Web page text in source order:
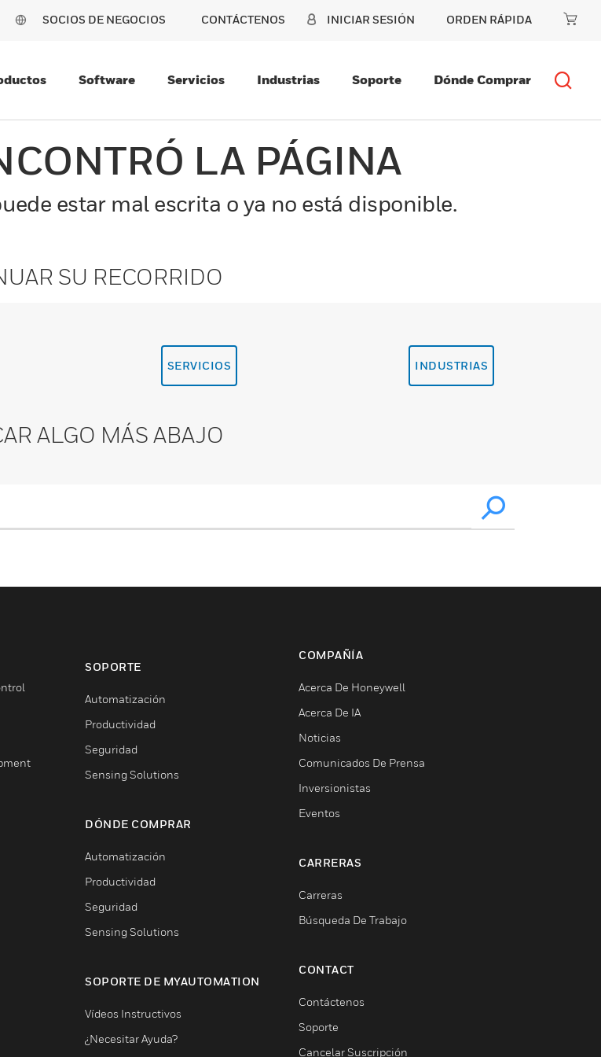
SOCIOS DE NEGOCIOS CONTÁCTENOS INICIAR SESIÓN ORDEN RÁPIDA
Software Servicios Industrias Soporte Dónde Comprar
LA PÁGINA
estar mal escrita o ya no está disponible.
SU RECORRIDO
SERVICIOS INDUSTRIAS
ALGO MÁS ABAJO
SOPORTE
Automatización
Productividad
Seguridad
Sensing Solutions
DÓNDE COMPRAR
Automatización
Productividad
Seguridad
Sensing Solutions
SOPORTE DE MYAUTOMATION
Vídeos Instructivos
¿Necesitar Ayuda?
COMPAÑÍA
Acerca De Honeywell
Acerca De IA
Noticias
Comunicados De Prensa
Inversionistas
Eventos
CARRERAS
Carreras
Búsqueda De Trabajo
CONTACT
Contáctenos
Soporte
Cancelar Suscripción